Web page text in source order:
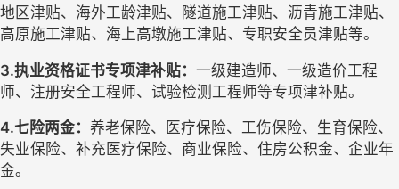
地区津贴、海外工龄津贴、隧道施工津贴、沥青施工津贴、
高原施工津贴、海上高墩施工津贴、 专职安全员津贴等。
3.执业资格证书专项津补贴： 一级建造师、一级造价工程
师、注册安全工程师、试验检测工程师等专项津补贴。
4.七险两金： 养老保险、医疗保险、工伤保险、生育保险、
失业保险、补充医疗保险、商业保险、住房公积金、企业年
金。